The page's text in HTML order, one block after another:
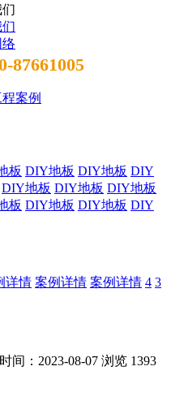
络
87661005
程案例
板 DIY地板 DIY地板 DIY
DIY地板 DIY地板 DIY地板
板 DIY地板 DIY地板 DIY
详情 案例详情 案例详情 4 3
间：2023-08-07 浏览 1393